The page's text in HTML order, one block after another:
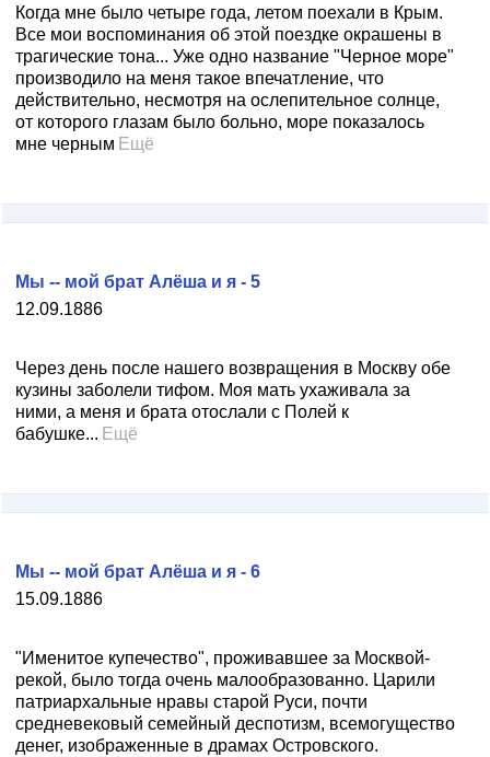
Когда мне было четыре года, летом поехали в Крым.
Все мои воспоминания об этой поездке окрашены в
трагические тона... Уже одно название "Черное море"
производило на меня такое впечатление, что
действительно, несмотря на ослепительное солнце,
от которого глазам было больно, море показалось
мне черным Ещё
12.09.1886
Мы -- мой брат Алёша и я - 5
Через день после нашего возвращения в Москву обе
кузины заболели тифом. Моя мать ухаживала за
ними, а меня и брата отослали с Полей к
бабушке... Ещё
15.09.1886
Мы -- мой брат Алёша и я - 6
"Именитое купечество", проживавшее за Москвой-
рекой, было тогда очень малообразованно. Царили
патриархальные нравы старой Руси, почти
средневековый семейный деспотизм, всемогущество
денег, изображенные в драмах Островского.